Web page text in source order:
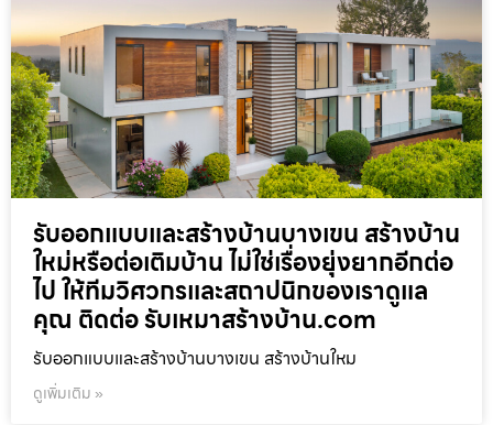
รับออกแบบและสร้างบ้านบางเขน สร้างบ้าน
ใหม่หรือต่อเติมบ้าน ไม่ใช่เรื่องยุ่งยากอีกต่อ
ไป ให้ทีมวิศวกรและสถาปนิกของเราดูแล
คุณ ติดต่อ รับเหมาสร้างบ้าน.com
รับออกแบบและสร้างบ้านบางเขน สร้างบ้านใหม
ดูเพิ่มเติม »